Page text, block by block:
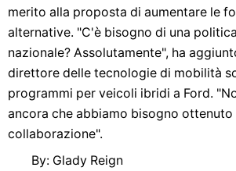
merito alla proposta di aumentare le
alternative. "C'è bisogno di una
nazionale? Assolutamente", ha
direttore delle tecnologie di mobilità
programmi per veicoli ibridi a Ford.
ancora che abbiamo bisogno
collaborazione".
By: Glady Reign